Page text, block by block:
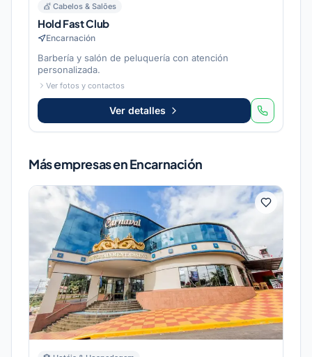
💇 Cabelos & Salões
Hold Fast Club
Encarnación
Barbería y salón de peluquería con atención
personalizada.
Ver fotos y contactos
Ver detalles
Más empresas en Encarnación